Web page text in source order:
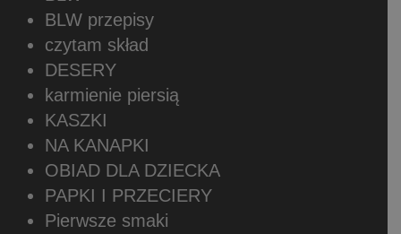
BLW przepisy
czytam skład
DESERY
karmienie piersią
KASZKI
NA KANAPKI
OBIAD DLA DZIECKA
PAPKI I PRZECIERY
Pierwsze smaki